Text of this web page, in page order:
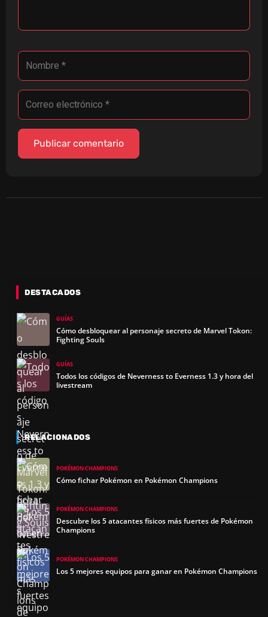
DESTACADOS
GUÍAS
Cómo desbloquear al personaje secreto de Marvel Tokon:
Fighting Souls
GUÍAS
Todos los códigos de Neverness to Everness 1.3 y hora del
livestream
RELACIONADOS
POKÉMON CHAMPIONS
Cómo fichar Pokémon en Pokémon Champions
POKÉMON CHAMPIONS
Descubre los 5 atacantes físicos más fuertes de Pokémon
Champions
POKÉMON CHAMPIONS
Los 5 mejores equipos para ganar en Pokémon Champions